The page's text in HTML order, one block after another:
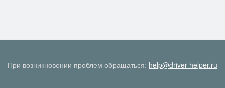
При возникновении проблем обращаться: help@driver-helper.ru